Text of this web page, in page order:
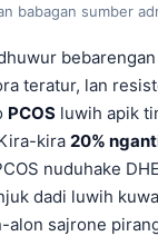
babagan sumber
teratur, lan
PCOS luwih apik
kira 20%
nuduhake
dadi luwih
alon sajrone